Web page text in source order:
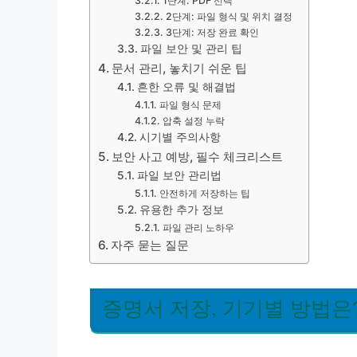
2단계: 파일 형식 및 위치 결정
3단계: 저장 완료 확인
파일 보안 및 관리 팁
문서 관리, 놓치기 쉬운 팁
흔한 오류 및 해결법
파일 형식 문제
압축 설정 누락
시기별 주의사항
보안 사고 예방, 필수 체크리스트
파일 보안 관리법
안전하게 저장하는 팁
유용한 추가 정보
파일 관리 노하우
자주 묻는 질문
증명서 저장, 기기별 방법은